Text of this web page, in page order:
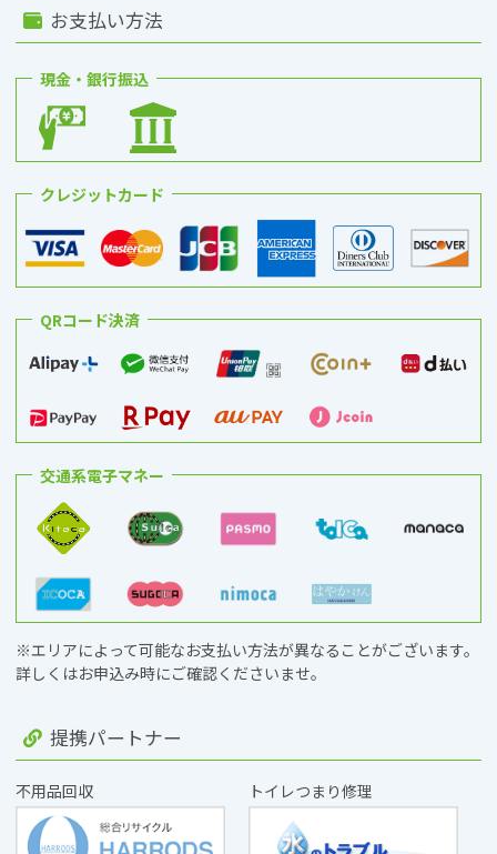
お支払い方法
現金・銀行振込
クレジットカード
QRコード決済
交通系電子マネー
※エリアによって可能なお支払い方法が異なることがございます。
詳しくはお申込み時にご確認くださいませ。
提携パートナー
不用品回収 トイレつまり修理